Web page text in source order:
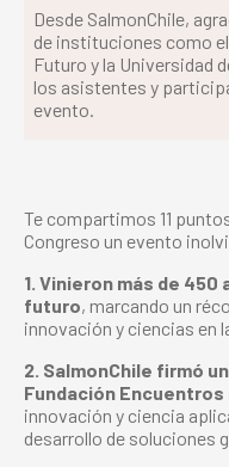
Desde SalmonChile,
de instituciones como
Futuro y la Universidad
los asistentes y
evento.
Te compartimos 11
Congreso un evento
1. Vinieron más de
futuro, marcando un
innovación y ciencias en
2. SalmonChile firmó
Fundación Encuentros
innovación y ciencia
desarrollo de soluciones